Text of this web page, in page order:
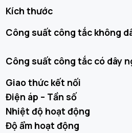
Kích thước
Công suất công tắc không
Công suất công tắc có dây
Giao thức kết nối
Điện áp – Tần số
Nhiệt độ hoạt động
Độ ẩm hoạt động